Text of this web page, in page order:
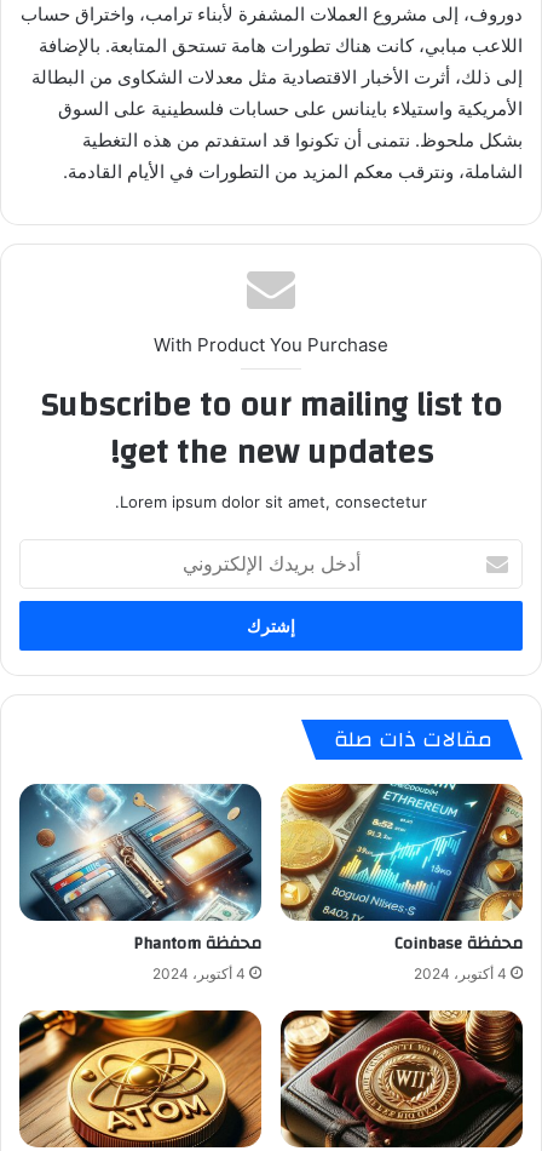
دوروف، إلى مشروع العملات المشفرة لأبناء ترامب، واختراق حساب
اللاعب مبابي، كانت هناك تطورات هامة تستحق المتابعة. بالإضافة
إلى ذلك، أثرت الأخبار الاقتصادية مثل معدلات الشكاوى من البطالة
الأمريكية واستيلاء باينانس على حسابات فلسطينية على السوق
بشكل ملحوظ. نتمنى أن تكونوا قد استفدتم من هذه التغطية
الشاملة، ونترقب معكم المزيد من التطورات في الأيام القادمة.
With Product You Purchase
Subscribe to our mailing list to
get the new updates!
Lorem ipsum dolor sit amet, consectetur.
بريدك
الإلكتروني
مقالات ذات صلة
محفظة Coinbase
4 أكتوبر، 2024
محفظة Phantom
4 أكتوبر، 2024